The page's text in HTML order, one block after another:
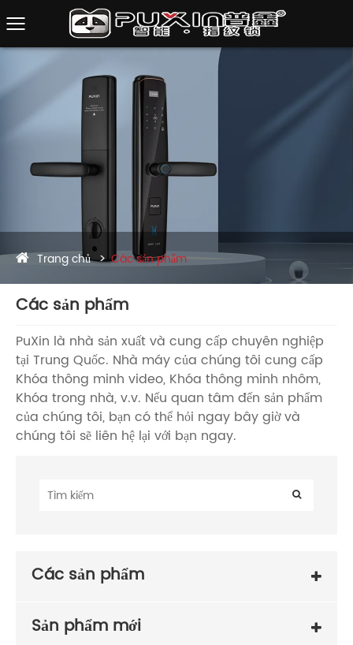
Trang chủ Các sản phẩm
Các sản phẩm
PuXin là nhà sản xuất và cung cấp chuyên nghiệp
tại Trung Quốc. Nhà máy của chúng tôi cung cấp
Khóa thông minh video, Khóa thông minh nhôm,
Khóa trong nhà, v.v. Nếu quan tâm đến sản phẩm
của chúng tôi, bạn có thể hỏi ngay bây giờ và
chúng tôi sẽ liên hệ lại với bạn ngay.
Các sản phẩm
Sản phẩm mới